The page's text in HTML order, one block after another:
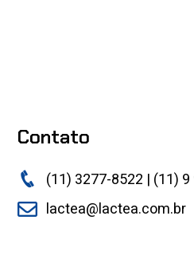
Contato
(11) 3277-8522 | (11)
lactea@lactea.com.br